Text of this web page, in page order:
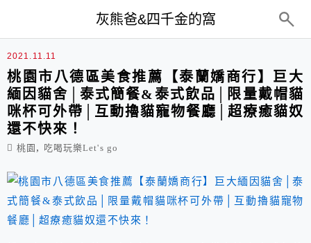
灰熊爸&四千金的窩
擼貓
2021.11.11
桃園市八德區美食推薦【泰蘭嬌商行】巨大
緬因貓舍│泰式簡餐&泰式飲品│限量戴帽貓
咪杯可外帶│互動擼貓寵物餐廳│超療癒貓奴
還不快來！
桃園 , 吃喝玩樂Let's go